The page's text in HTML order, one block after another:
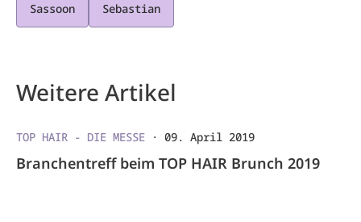
Sassoon Sebastian
Weitere Artikel
TOP HAIR - DIE MESSE · 09. April 2019
Branchentreff beim TOP HAIR Brunch 2019